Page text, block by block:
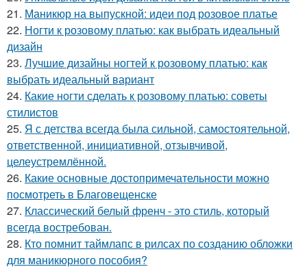
21. Маникюр на выпускной: идеи под розовое платье
22. Ногти к розовому платью: как выбрать идеальный
дизайн
23. Лучшие дизайны ногтей к розовому платью: как
выбрать идеальный вариант
24. Какие ногти сделать к розовому платью: советы
стилистов
25. Я с детства всегда была сильной, самостоятельной,
ответственной, инициативной, отзывчивой,
целеустремлённой.
26. Какие основные достопримечательности можно
посмотреть в Благовещенске
27. Классический белый френч - это стиль, который
всегда востребован.
28. Кто помнит таймлапс в рилсах по созданию обложки
для маникюрного пособия?